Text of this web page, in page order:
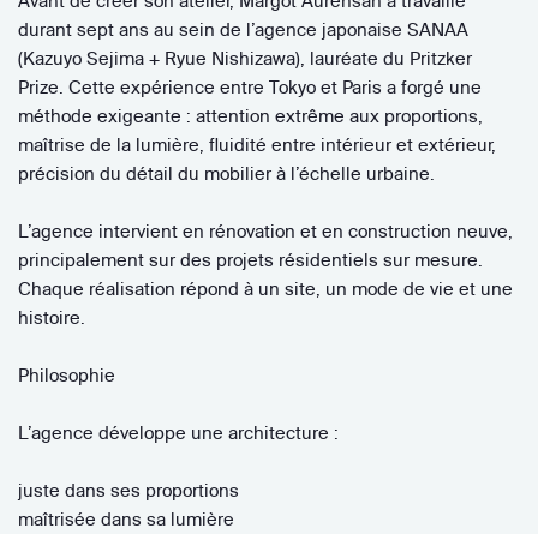
durant sept ans au sein de l’agence japonaise SANAA
(Kazuyo Sejima + Ryue Nishizawa), lauréate du Pritzker
Prize. Cette expérience entre Tokyo et Paris a forgé une
méthode exigeante : attention extrême aux proportions,
maîtrise de la lumière, fluidité entre intérieur et extérieur,
précision du détail du mobilier à l’échelle urbaine.
L’agence intervient en rénovation et en construction neuve,
principalement sur des projets résidentiels sur mesure.
Chaque réalisation répond à un site, un mode de vie et une
histoire.
Philosophie
L’agence développe une architecture :
juste dans ses proportions
maîtrisée dans sa lumière